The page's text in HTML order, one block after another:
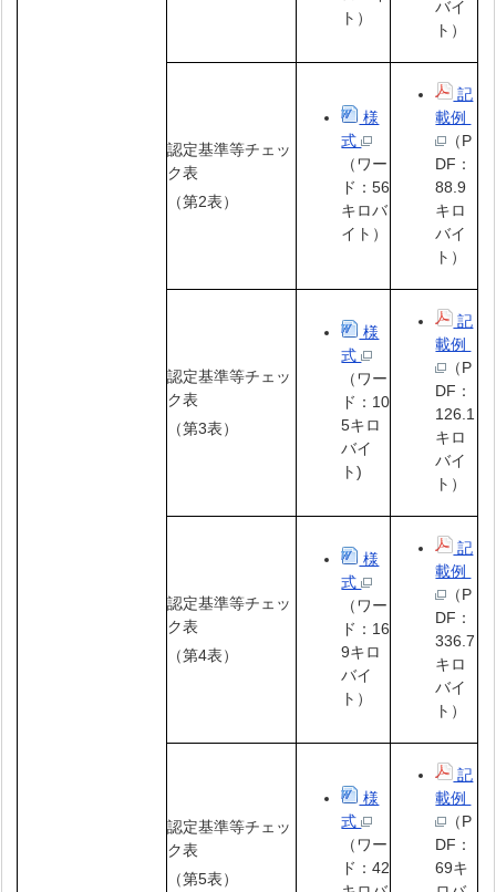
ト）
バイ
ト）
認定基準等チェッ
ク表
（第2表）
様
式
（ワー
ド：56
キロバ
イト）
記
載例
（P
DF：
88.9
キロ
バイ
ト）
認定基準等チェッ
ク表
（第3表）
様
式
（ワー
ド：10
5キロ
バイ
ト)
記
載例
（P
DF：
126.1
キロ
バイ
ト）
認定基準等チェッ
ク表
（第4表）
様
式
（ワー
ド：16
9キロ
バイ
ト）
記
載例
（P
DF：
336.7
キロ
バイ
ト）
認定基準等チェッ
ク表
（第5表）
様
式
（ワー
ド：42
記
載例
（P
DF：
69キ